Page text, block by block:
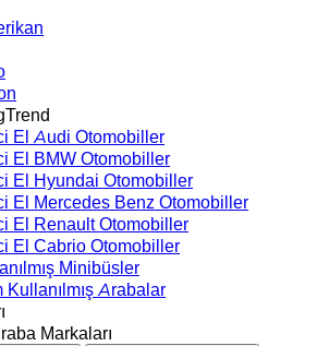
Trend
El Audi Otomobiller
El BMW Otomobiller
El Hyundai Otomobiller
El Mercedes Benz Otomobiller
El Renault Otomobiller
El Cabrio Otomobiller
Minibüsler
Kullanılmış Arabalar
Markaları